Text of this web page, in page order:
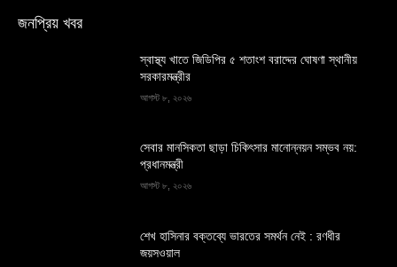
জনপ্রিয় খবর
স্বাস্থ্য খাতে জিডিপির ৫ শতাংশ বরাদ্দের ঘোষণা স্থানীয়
সরকারমন্ত্রীর
আগস্ট ৮, ২০২৬
সেবার মানসিকতা ছাড়া চিকিৎসার মানোন্নয়ন সম্ভব নয়:
প্রধানমন্ত্রী
আগস্ট ৮, ২০২৬
শেখ হাসিনার বক্তব্যে ভারতের সমর্থন নেই : রণধীর
জয়সওয়াল